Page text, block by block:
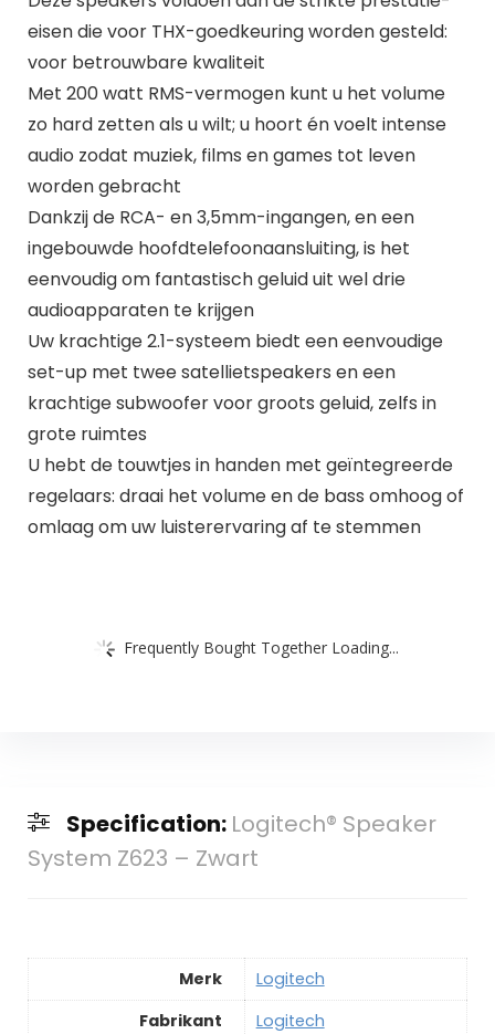
eisen die voor THX-goedkeuring worden gesteld:
voor betrouwbare kwaliteit
Met 200 watt RMS-vermogen kunt u het volume
zo hard zetten als u wilt; u hoort én voelt intense
audio zodat muziek, films en games tot leven
worden gebracht
Dankzij de RCA- en 3,5mm-ingangen, en een
ingebouwde hoofdtelefoonaansluiting, is het
eenvoudig om fantastisch geluid uit wel drie
audioapparaten te krijgen
Uw krachtige 2.1-systeem biedt een eenvoudige
set-up met twee satellietspeakers en een
krachtige subwoofer voor groots geluid, zelfs in
grote ruimtes
U hebt de touwtjes in handen met geïntegreerde
regelaars: draai het volume en de bass omhoog of
omlaag om uw luisterervaring af te stemmen
Frequently Bought Together Loading...
Specification: Logitech® Speaker
System Z623 – Zwart
Merk
‎Logitech
Fabrikant
‎Logitech